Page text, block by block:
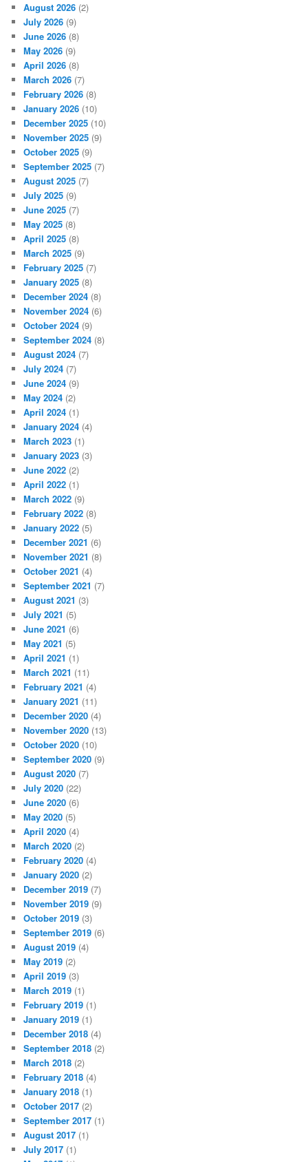
August 2026 (2)
July 2026 (9)
June 2026 (8)
May 2026 (9)
April 2026 (8)
March 2026 (7)
February 2026 (8)
January 2026 (10)
December 2025 (10)
November 2025 (9)
October 2025 (9)
September 2025 (7)
August 2025 (7)
July 2025 (9)
June 2025 (7)
May 2025 (8)
April 2025 (8)
March 2025 (9)
February 2025 (7)
January 2025 (8)
December 2024 (8)
November 2024 (6)
October 2024 (9)
September 2024 (8)
August 2024 (7)
July 2024 (7)
June 2024 (9)
May 2024 (2)
April 2024 (1)
January 2024 (4)
March 2023 (1)
January 2023 (3)
June 2022 (2)
April 2022 (1)
March 2022 (9)
February 2022 (8)
January 2022 (5)
December 2021 (6)
November 2021 (8)
October 2021 (4)
September 2021 (7)
August 2021 (3)
July 2021 (5)
June 2021 (6)
May 2021 (5)
April 2021 (1)
March 2021 (11)
February 2021 (4)
January 2021 (11)
December 2020 (4)
November 2020 (13)
October 2020 (10)
September 2020 (9)
August 2020 (7)
July 2020 (22)
June 2020 (6)
May 2020 (5)
April 2020 (4)
March 2020 (2)
February 2020 (4)
January 2020 (2)
December 2019 (7)
November 2019 (9)
October 2019 (3)
September 2019 (6)
August 2019 (4)
May 2019 (2)
April 2019 (3)
March 2019 (1)
February 2019 (1)
January 2019 (1)
December 2018 (4)
September 2018 (2)
March 2018 (2)
February 2018 (4)
January 2018 (1)
October 2017 (2)
September 2017 (1)
August 2017 (1)
July 2017 (1)